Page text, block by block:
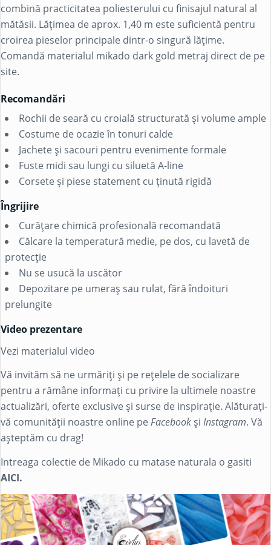
combină practicitatea poliesterului cu finisajul natural al
mătăsii. Lățimea de aprox. 1,40 m este suficientă pentru
croirea pieselor principale dintr-o singură lățime.
Comandă materialul mikado dark gold metraj direct de pe
site.
Recomandări
Rochii de seară cu croială structurată și volume ample
Costume de ocazie în tonuri calde
Jachete și sacouri pentru evenimente formale
Fuste midi sau lungi cu siluetă A-line
Corsete și piese statement cu ținută rigidă
Îngrijire
Curățare chimică profesională recomandată
Călcare la temperatură medie, pe dos, cu lavetă de
protecție
Nu se usucă la uscător
Depozitare pe umeraș sau rulat, fără îndoituri
prelungite
Video prezentare
Vezi materialul video
Vă invităm să ne urmăriți și pe rețelele de socializare
pentru a rămâne informați cu privire la ultimele noastre
actualizări, oferte exclusive și surse de inspirație. Alăturați-
vă comunității noastre online peFacebook și Instagram. Vă
așteptăm cu drag!
Intreaga colectie de Mikado cu matase naturala o gasiti
AICI.